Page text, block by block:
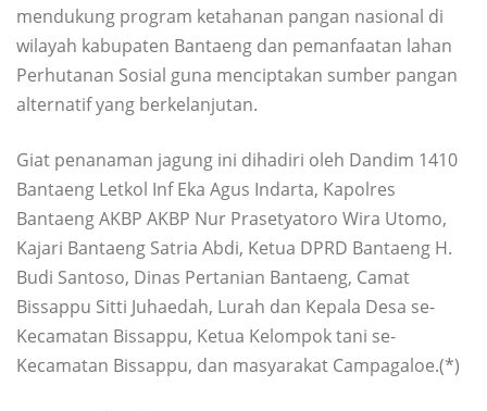
mendukung program ketahanan pangan nasional di
wilayah kabupaten Bantaeng dan pemanfaatan lahan
Perhutanan Sosial guna menciptakan sumber pangan
alternatif yang berkelanjutan.
Giat penanaman jagung ini dihadiri oleh Dandim 1410
Bantaeng Letkol Inf Eka Agus Indarta, Kapolres
Bantaeng AKBP AKBP Nur Prasetyatoro Wira Utomo,
Kajari Bantaeng Satria Abdi, Ketua DPRD Bantaeng H.
Budi Santoso, Dinas Pertanian Bantaeng, Camat
Bissappu Sitti Juhaedah, Lurah dan Kepala Desa se-
Kecamatan Bissappu, Ketua Kelompok tani se-
Kecamatan Bissappu, dan masyarakat Campagaloe.(*)